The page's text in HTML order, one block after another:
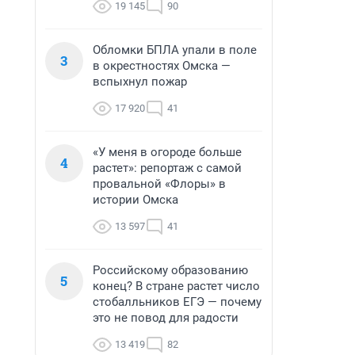
19 145 90
3
Обломки БПЛА упали в поле
в окрестностях Омска —
вспыхнул пожар
17 920 41
4
«У меня в огороде больше
растет»: репортаж с самой
провальной «Флоры» в
истории Омска
13 597 41
5
Российскому образованию
конец? В стране растет число
стобалльников ЕГЭ — почему
это не повод для радости
13 419 82